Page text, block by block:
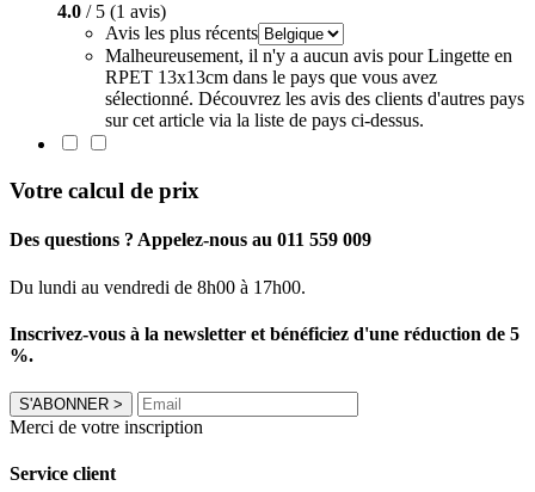
4.0 / 5 (1 avis)
Avis les plus récents
Malheureusement, il n'y a aucun avis pour Lingette en
RPET 13x13cm dans le pays que vous avez
sélectionné. Découvrez les avis des clients d'autres pays
sur cet article via la liste de pays ci-dessus.
Votre calcul de prix
Des questions ? Appelez-nous au 011 559 009
Du lundi au vendredi de 8h00 à 17h00.
Inscrivez-vous à la newsletter et bénéficiez d'une réduction de 5
%.
S'ABONNER >
Merci de votre inscription
Service client